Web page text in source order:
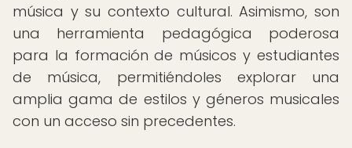
música y su contexto cultural. Asimismo, son
una herramienta pedagógica poderosa
para la formación de músicos y estudiantes
de música, permitiéndoles explorar una
amplia gama de estilos y géneros musicales
con un acceso sin precedentes.